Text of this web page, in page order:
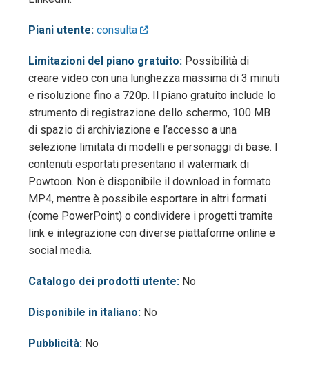
visibili i progetti già realizzati e una selezione di
contenuti.
La seguente è la sezione “Create with AI”, che
rappresenta un’alternativa alla creazione di un
progetto a partire da un template o da un editor
vuoto. Da qui è possibile progettare una
strumenti di intelligenza artificiale messi a
possibile generare lo script del video tramite
Piani utente: consulta
Limitazioni del piano gratuito: Possibilità di
creare video con una lunghezza massima di 3 minuti
e risoluzione fino a 720p. Il piano gratuito include lo
strumento di registrazione dello schermo, 100 MB
di spazio di archiviazione e l’accesso a una
selezione limitata di modelli e personaggi di base. I
contenuti esportati presentano il watermark di
Powtoon. Non è disponibile il download in formato
MP4, mentre è possibile esportare in altri formati
(come PowerPoint) o condividere i progetti tramite
link e integrazione con diverse piattaforme online e
social media.
Catalogo dei prodotti utente: No
Disponibile in italiano: No
Pubblicità: No